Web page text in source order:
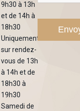
9h30 à 13h
et de 14h à
18h30
Uniquement
sur rendez-
vous de 13h
à 14h et de
18h30 à
19h30
Samedi de